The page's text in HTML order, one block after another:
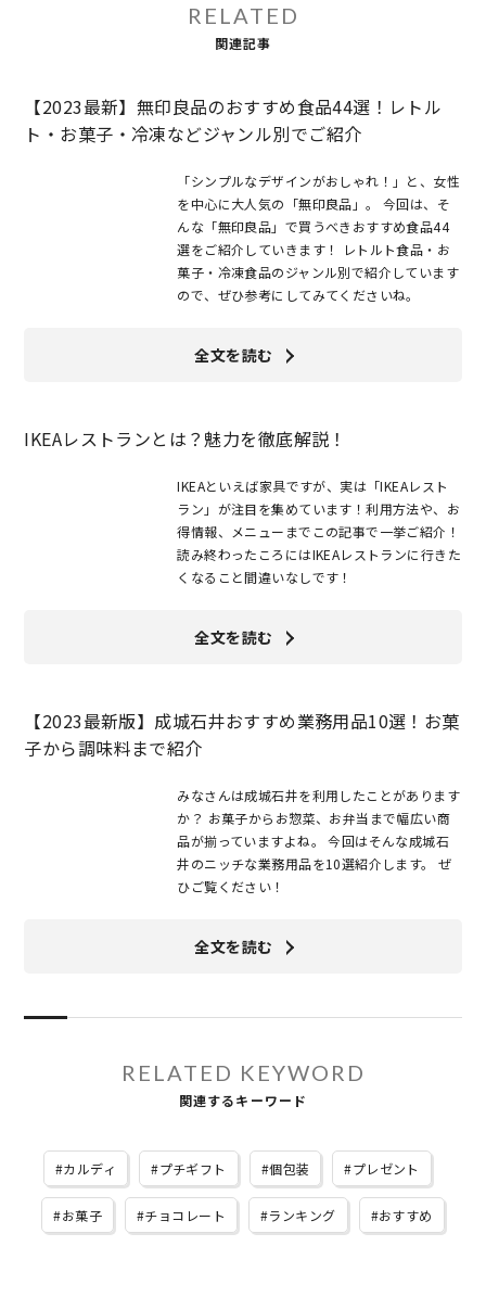
RELATED
関連記事
【2023最新】無印良品のおすすめ食品44選！レトル
ト・お菓子・冷凍などジャンル別でご紹介
「シンプルなデザインがおしゃれ！」と、女性
を中心に大人気の「無印良品」。 今回は、そ
んな「無印良品」で買うべきおすすめ食品44
選をご紹介していきます！ レトルト食品・お
菓子・冷凍食品のジャンル別で紹介しています
ので、ぜひ参考にしてみてくださいね。
全文を読む
IKEAレストランとは？魅力を徹底解説！
IKEAといえば家具ですが、実は「IKEAレスト
ラン」が注目を集めています！利用方法や、お
得情報、メニューまでこの記事で一挙ご紹介！
読み終わったころにはIKEAレストランに行きた
くなること間違いなしです！
全文を読む
【2023最新版】成城石井おすすめ業務用品10選！お菓
子から調味料まで紹介
みなさんは成城石井を利用したことがあります
か？ お菓子からお惣菜、お弁当まで幅広い商
品が揃っていますよね。 今回はそんな成城石
井のニッチな業務用品を10選紹介します。 ぜ
ひご覧ください！
全文を読む
RELATED KEYWORD
関連するキーワード
カルディ プチギフト 個包装 プレゼント
お菓子 チョコレート ランキング おすすめ